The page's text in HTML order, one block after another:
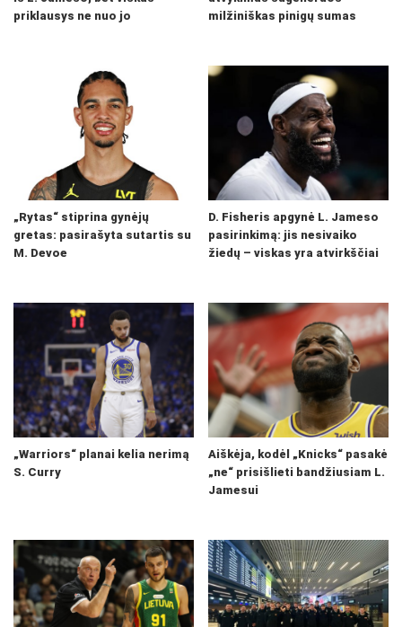
priklausys ne nuo jo
milžiniškas pinigų sumas
„Rytas“ stiprina gynėjų
gretas: pasirašyta sutartis su
M. Devoe
D. Fisheris apgynė L. Jameso
pasirinkimą: jis nesivaiko
žiedų – viskas yra atvirkščiai
„Warriors“ planai kelia nerimą
S. Curry
Aiškėja, kodėl „Knicks“ pasakė
„ne“ prisišlieti bandžiusiam L.
Jamesui